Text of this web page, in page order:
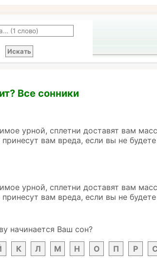
Все сонники
урной, сплетни доставят вам
вам вреда, если вы не
урной, сплетни доставят вам
вам вреда, если вы не
начинается Ваш сон?
К Л М Н О П Р С